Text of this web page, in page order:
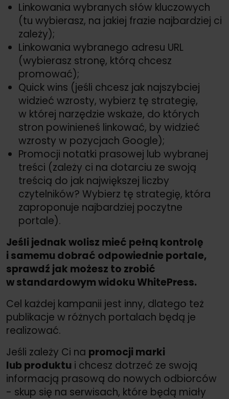
Linkowania wybranych słów kluczowych
(tu wybierasz, na jakiej frazie najbardziej ci
zależy);
Linkowania wybranego adresu URL
(wybierasz stronę, którą chcesz
promować);
Quick wins (jeśli chcesz jak najszybciej
widzieć wzrosty, wybierz tę strategię,
w której narzędzie wskaże, do których
stron powinieneś linkować, by widzieć
wzrosty w pozycjach Google);
Promocji notatki prasowej lub wybranej
treści (zależy ci na dotarciu ze swoją
treścią do jak największej liczby
czytelników? Wybierz tę strategię, która
zaproponuje najbardziej poczytne
portale).
Jeśli jednak wolisz mieć pełną kontrolę
i samemu dobrać odpowiednie portale,
sprawdź jak możesz to zrobić
w standardowym widoku WhitePress.
Cel każdej kampanii jest inny, dlatego też
publikacje w różnych portalach będą je
realizować.
Jeśli zależy Ci na promocji marki
lub produktu i chcesz dotrzeć ze swoją
informacją prasową do nowych odbiorców
- skup się na serwisach, które będą miały